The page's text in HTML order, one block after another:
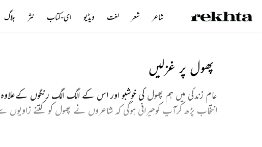
پھول پر غزلیں
عام زندگی میں ہم پھول کی خوشبو اور اس کے الگ الگ رنگوں کےعلاوہ
انتخاب پڑھ کرآپ کوحیرانی ہوگی کہ شاعروں نے پھول کو کتنے زاویوں
کے حسن سے ملا کربھی دیکھا گیا ہے اوراس کے مرجھا نے کو حسن
شاعر شعر لغت ویڈیو ای-کتاب نثر بلاگ